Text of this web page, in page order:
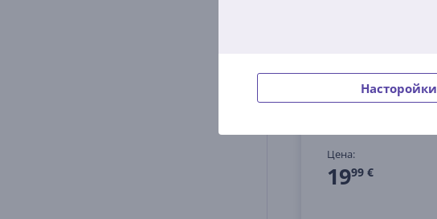
Насторойки
00200117
Цена:
1999 €